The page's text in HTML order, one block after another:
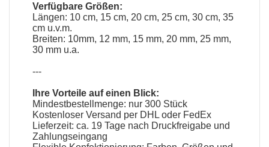
Verfügbare Größen:
Längen: 10 cm, 15 cm, 20 cm, 25 cm, 30 cm, 35
cm u.v.m.
Breiten: 10mm, 12 mm, 15 mm, 20 mm, 25 mm,
30 mm u.a.
---
Ihre Vorteile auf einen Blick:
Mindestbestellmenge: nur 300 Stück
Kostenloser Versand per DHL oder FedEx
Lieferzeit: ca. 19 Tage nach Druckfreigabe und
Zahlungseingang